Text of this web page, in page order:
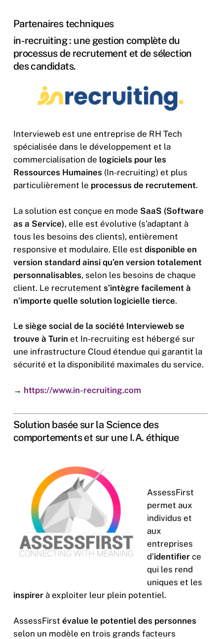
Partenaires techniques
in-recruiting : une gestion complète du
processus de recrutement et de sélection
des candidats.
Intervieweb est une entreprise de RH Tech
spécialisée dans le développement et la
commercialisation de logiciels pour les
Ressources Humaines (In-recruiting) et plus
particulièrement le processus de recrutement.
La solution est conçue en mode SaaS (Software
as a Service), elle est évolutive (s’adaptant à
tous les besoins des clients), entièrement
responsive et modulaire. Elle est disponible en
version standard ainsi qu’en version totalement
personnalisables, selon les besoins de chaque
client. Le recrutement s’intègre facilement à
n’importe quelle solution logicielle tierce.
Le siège social de la société Intervieweb se
trouve à Turin et In-recruiting est hébergé sur
une infrastructure Cloud étendue qui garantit la
sécurité et la disponibilité maximales du service.
→ https://www.in-recruiting.com
Solution basée sur la Science des
comportements et sur une I.A. éthique
AssessFirst
permet aux
individus et
aux
entreprises
d’identifierce
qui les rend
uniques et les
inspirerà exploiter leur plein potentiel.
AssessFirst évalue le potentiel des personnes
selon un modèle en trois grands facteurs